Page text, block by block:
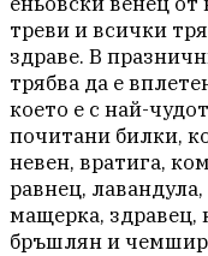
треви и всички
здраве. В
трябва да е
което е с най-
почитани билки,
невен, вратига,
равнец,
мащерка, здравец,
бръшлян и